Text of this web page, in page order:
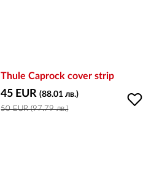
Thule Caprock cover strip
45 EUR(88.01 лв.)
50 EUR (97.79 лв.)